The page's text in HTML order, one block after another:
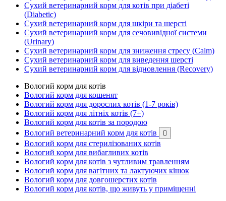
Сухий ветеринарний корм для котів при діабеті
(Diabetic)
Сухий ветеринарний корм для шкіри та шерсті
Сухий ветеринарний корм для сечовивідної системи
(Urinary)
Сухий ветеринарний корм для зниження стресу (Calm)
Сухий ветеринарний корм для виведення шерсті
Сухий ветеринарний корм для відновлення (Recovery)
Вологий корм для котів
Вологий корм для кошенят
Вологий корм для дорослих котів (1-7 років)
Вологий корм для літніх котів (7+)
Вологий корм для котів за породою
Вологий ветеринарний корм для котів

Вологий корм для стерилізованих котів
Вологий корм для вибагливих котів
Вологий корм для котів з чутливим травленням
Вологий корм для вагітних та лактуючих кішок
Вологий корм для довгошерстих котів
Вологий корм для котів, що живуть у приміщенні